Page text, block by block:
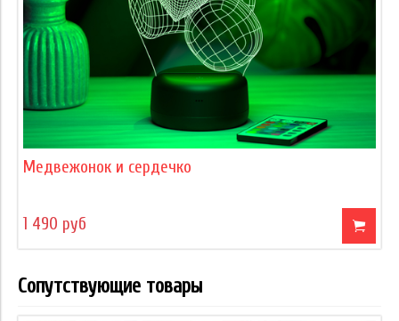
Медвежонок и сердечко
1 490 руб
Сопутствующие товары